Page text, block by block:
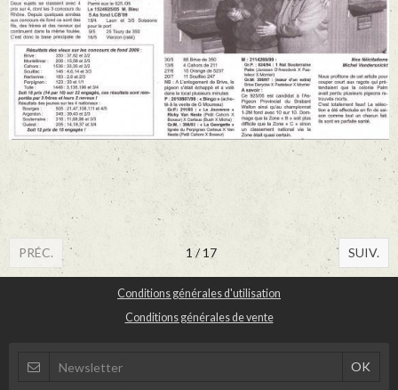
PRÉC. 1 / 17 SUIV.
Conditions générales d'utilisation
Conditions générales de vente